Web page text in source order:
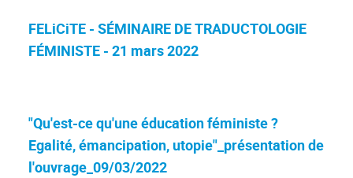
FELiCiTE - SÉMINAIRE DE TRADUCTOLOGIE
FÉMINISTE - 21 mars 2022
"Qu'est-ce qu'une éducation féministe ?
Egalité, émancipation, utopie"_présentation de
l'ouvrage_09/03/2022